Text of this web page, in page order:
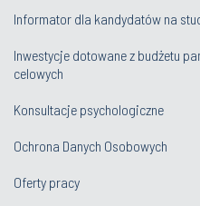
Informator dla kandydatów na
Inwestycje dotowane z budżetu
celowych
Konsultacje psychologiczne
Ochrona Danych Osobowych
Oferty pracy